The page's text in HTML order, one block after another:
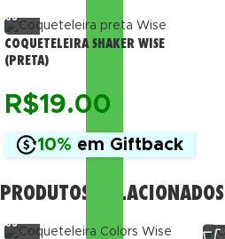
COQUETELEIRA SHAKER WISE
(PRETA)
R$19.00
10% em Giftback
PRODUTOS RELACIONADOS